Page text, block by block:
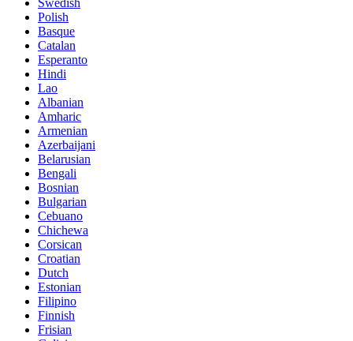
Polish
Basque
Catalan
Esperanto
Hindi
Lao
Albanian
Amharic
Armenian
Azerbaijani
Belarusian
Bengali
Bosnian
Bulgarian
Cebuano
Chichewa
Corsican
Croatian
Dutch
Estonian
Filipino
Finnish
Frisian